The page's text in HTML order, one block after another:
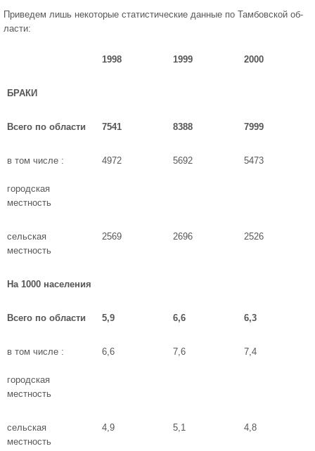
Приведем лишь некоторые статистические данные по Тамбовской об­
ласти:
1998 1999 2000
БРАКИ
Всего по области 7541 8388 7999
в том числе :
городская
местность
4972 5692 5473
сельская
местность
2569 2696 2526
На 1000 населения
Всего по области 5,9 6,6 6,3
в том числе :
городская
местность
6,6 7,6 7,4
сельская
местность
4,9 5,1 4,8